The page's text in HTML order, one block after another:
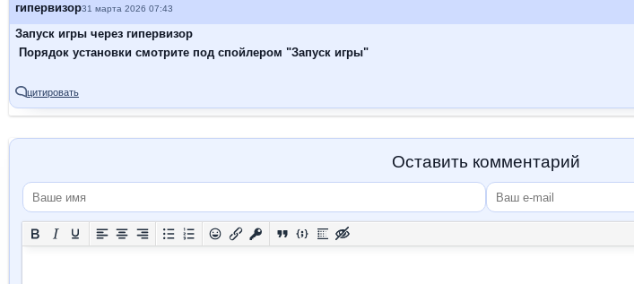
цитировать
гипервизор31 марта 2026 07:43
Запуск игры через гипервизор
Порядок установки смотрите под спойлером "Запуск игры"
Оставить комментарий